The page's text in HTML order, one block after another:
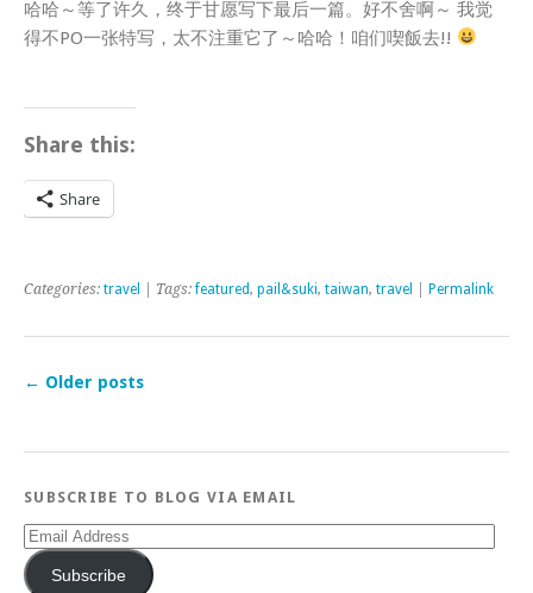
哈哈～等了许久，终于甘愿写下最后一篇。好不舍啊～ 我觉
得不PO一张特写，太不注重它了～哈哈！咱们喫飯去!!
Share this:
Share
Categories: travel | Tags:featured, pail&suki, taiwan, travel Permalink
← Older posts
SUBSCRIBE TO BLOG VIA EMAIL
Email
Address
Subscribe